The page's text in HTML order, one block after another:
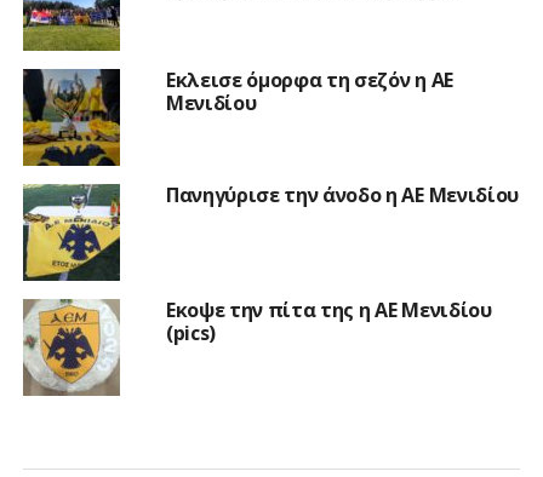
Εκλεισε όμορφα τη σεζόν η ΑΕ
Μενιδίου
Πανηγύρισε την άνοδο η ΑΕ Μενιδίου
Εκοψε την πίτα της η ΑΕ Μενιδίου
(pics)